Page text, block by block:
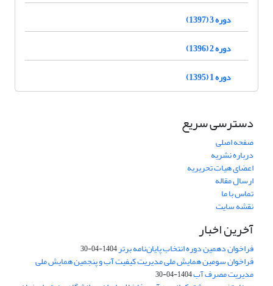
دوره 3 (1397)
دوره 2 (1396)
دوره 1 (1395)
دسترسی سریع
صفحه اصلی
درباره نشریه
اعضای هیات تحریریه
ارسال مقاله
تماس با ما
نقشه سایت
آخرین اخبار
فراخوان دهمین دوره انتخاب پایان‌نامه برتر1404-04-30
فراخوان سومین همایش ملی مدیریت کیفیت آب و پنجمین همایش ملی
مدیریت مصرف آب1404-04-30